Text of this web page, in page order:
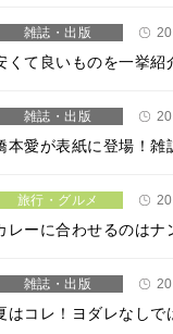
雑誌・出版
くて良いものを一挙
雑誌・出版
本愛が表紙に登場！雑
旅行・グルメ
レーに合わせるのは
雑誌・出版
はコレ！ヨダレなし